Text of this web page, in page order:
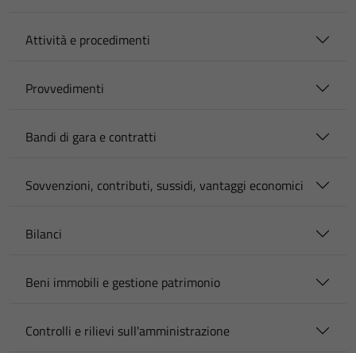
Attività e procedimenti
Provvedimenti
Bandi di gara e contratti
Sovvenzioni, contributi, sussidi, vantaggi economici
Bilanci
Beni immobili e gestione patrimonio
Controlli e rilievi sull'amministrazione